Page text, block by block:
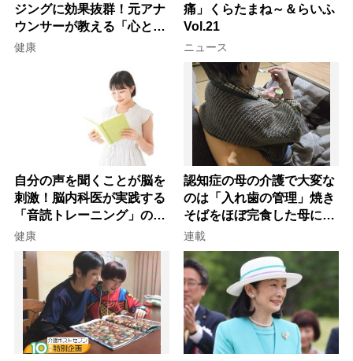
ジングに効果抜群！元アナ
ウンサーが教える「心と体
を元気にする音読の習慣」
健康
痛」くらたまね～＆らいふ
Vol.21
ニュース
自分の声を聞くことが脳を
刺激！脳内科医が実践する
「音読トレーニング」の極
意
健康
認知症の母の介護で大変な
のは「入れ歯の管理」焼き
そばをほぼ完食した母に息
子が血の気が引いた理由
連載